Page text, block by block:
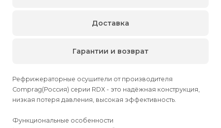
Рефрижераторные осушители от производителя
Comprag(Россия) серии RDX - это надёжная конструкция,
низкая потеря давления, высокая эффективность.
Функциональные особенности
Доставка
Гарантии и возврат